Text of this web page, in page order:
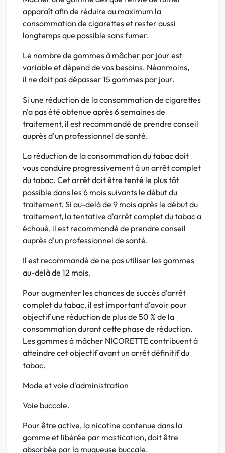
apparaît afin de réduire au maximum la
consommation de cigarettes et rester aussi
longtemps que possible sans fumer.
Le nombre de gommes à mâcher par jour est
variable et dépend de vos besoins. Néanmoins,
il ne doit pas dépasser 15 gommes par jour.
Si une réduction de la consommation de cigarettes
n'a pas été obtenue après 6 semaines de
traitement, il est recommandé de prendre conseil
auprès d'un professionnel de santé.
La réduction de la consommation du tabac doit
vous conduire progressivement à un arrêt complet
du tabac. Cet arrêt doit être tenté le plus tôt
possible dans les 6 mois suivants le début du
traitement. Si au-delà de 9 mois après le début du
traitement, la tentative d'arrêt complet du tabac a
échoué, il est recommandé de prendre conseil
auprès d'un professionnel de santé.
Il est recommandé de ne pas utiliser les gommes
au-delà de 12 mois.
Pour augmenter les chances de succès d'arrêt
complet du tabac, il est important d’avoir pour
objectif une réduction de plus de 50 % de la
consommation durant cette phase de réduction.
Les gommes à mâcher NICORETTE contribuent à
atteindre cet objectif avant un arrêt définitif du
tabac.
Mode et voie d'administration
Voie buccale.
Pour être active, la nicotine contenue dans la
gomme et libérée par mastication, doit être
absorbée par la muqueuse buccale.